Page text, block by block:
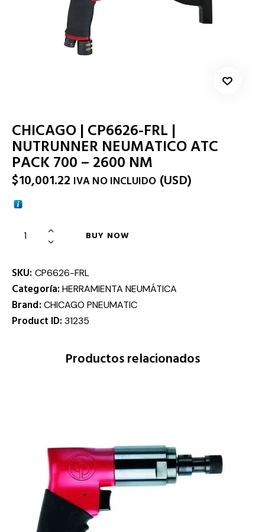
CHICAGO | CP6626-FRL |
NUTRUNNER NEUMATICO ATC
PACK 700 – 2600 NM
$10,001.22 IVA NO INCLUIDO (USD)
BUY NOW
SKU: CP6626-FRL
Categoría:HERRAMIENTA NEUMÁTICA
Brand: CHICAGO PNEUMATIC
Product ID:31235
Productos relacionados